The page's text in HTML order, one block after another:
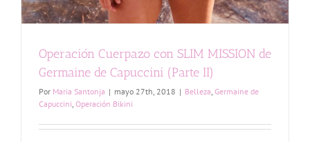
Operación Cuerpazo con SLIM MISSION de
Germaine de Capuccini (Parte II)
Por Maria Santonja | mayo 27th, 2018 | Belleza Germaine de
Capuccini Operación Bikini